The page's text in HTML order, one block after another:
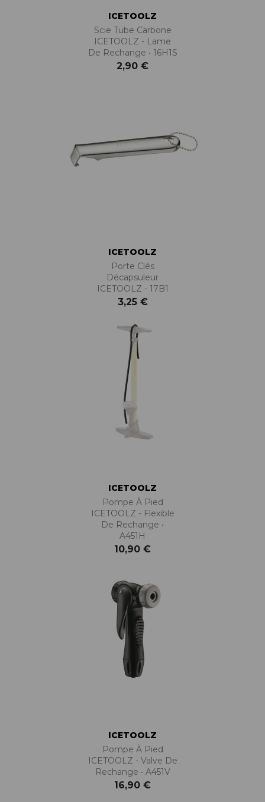
ICETOOLZ
Scie Tube Carbone
ICETOOLZ - Lame
De Rechange • 16H1S
2,90 €
ICETOOLZ
Porte Clés
Décapsuleur
ICETOOLZ - 17B1
3,25 €
ICETOOLZ
Pompe À Pied
ICETOOLZ - Flexible
De Rechange •
A451H
10,90 €
ICETOOLZ
Pompe À Pied
ICETOOLZ - Valve De
Rechange • A451V
16,90 €